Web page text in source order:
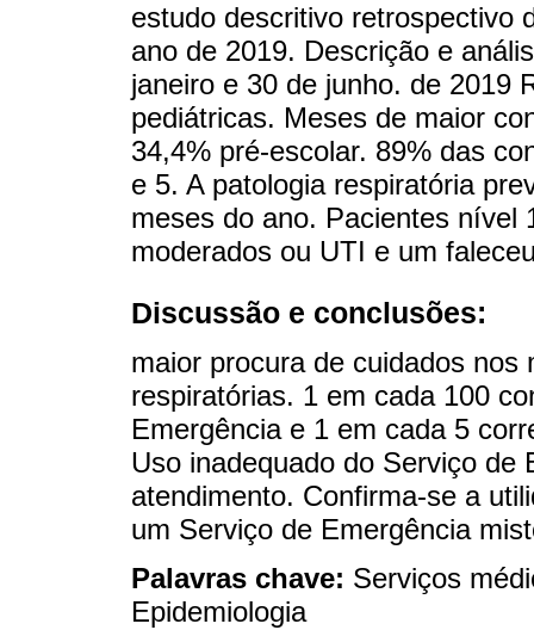
estudo descritivo retrospectivo
ano de 2019. Descrição e
janeiro e 30 de junho. de 2019
pediátricas. Meses de maior
34,4% pré-escolar. 89% das
e 5. A patologia respiratória
meses do ano. Pacientes nível
moderados ou UTI e um
Discussão e conclusões:
maior procura de cuidados
respiratórias. 1 em cada 100
Emergência e 1 em cada 5
Uso inadequado do Serviço de
atendimento. Confirma-se a
um Serviço de Emergência
Palavras chave: Serviços
Epidemiologia